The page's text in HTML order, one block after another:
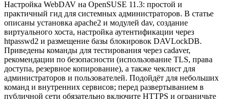
Настройка WebDAV на OpenSUSE 11.3: простой и
практичный гид для системных администраторов. В статье
описаны установка apache2 и модулей dav, создание
виртуального хоста, настройка аутентификации через
htpasswd2 и размещение базы блокировок DAVLockDB.
Приведены команды для тестирования через cadaver,
рекомендации по безопасности (использование TLS, права
доступа, резервное копирование), а также чеклист для
администраторов и пользователей. Подойдёт для небольших
команд и внутренних сервисов; перед развертыванием в
публичной сети обязательно включите HTTPS и ограничьте